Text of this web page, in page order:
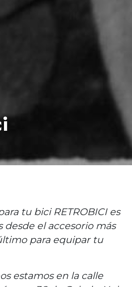
tu bici RETROBICI es
desde el accesorio más
para equipar tu
estamos en la calle